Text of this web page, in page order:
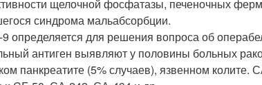
щелочной фосфатазы, печеночных
синдрома мальабсорбции.
для решения вопроса об
антиген выявляют у половины больных
панкреатите (5% случаев), язвенном